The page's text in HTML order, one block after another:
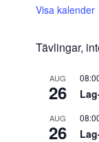
Visa kalender
Tävlingar,
AUG
26
AUG
26